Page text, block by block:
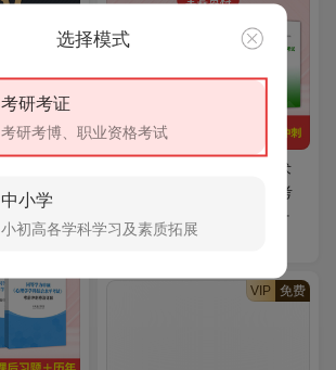
2027年放射医学技术
（中级）考试全套资料【考
点手册＋真题精选＋题库＋
考前冲刺】
VIP 免费
VIP 免费
选择模式
考研考证
考研考博、职业资格考试
中小学
小初高各学科学习及素质拓展